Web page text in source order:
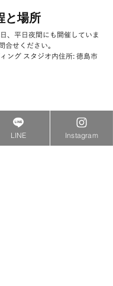
と場所
、平日夜間にも開催していま
合せください。
ング スタジオ内住所: 徳島市
直接お電話にてご予約を承りま
わせください。
約公式ウェブサイトまたは公
LINE Instagram